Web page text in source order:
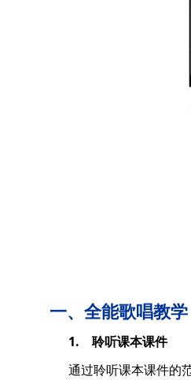
1. 聆听课本课件
通过聆听课本课件的
一、全能歌唱教学